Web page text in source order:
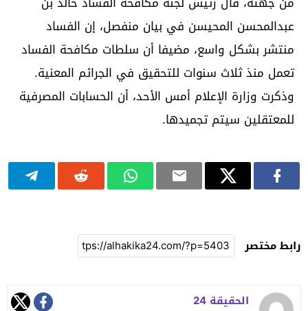
عبدالمحسن المحيسن في بيان منفصل، إن الفساد
منتشر بشكل واسع، مضيفا أن سلطات مكافحة الفساد
تعمل منذ ثلاث سنوات للتحقيق في الجرائم المعنية.
وذكرت وزارة الإعلام أمس الأحد، أن الحسابات المصرفية
للمعتقلين سيتم تجميدها.
رابط مختصر
الحقيقة 24